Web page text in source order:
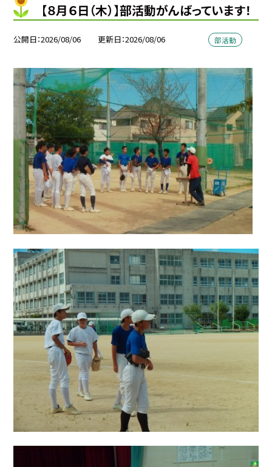
【８月６日（木）】部活動がんばっています！
公開日 2026/08/06 更新日 2026/08/06 部活動